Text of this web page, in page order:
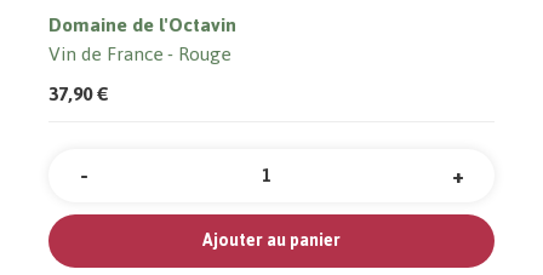
Domaine de l'Octavin
Vin de France Rouge
37,90 €
Quantité +
-
Ajouter au panier